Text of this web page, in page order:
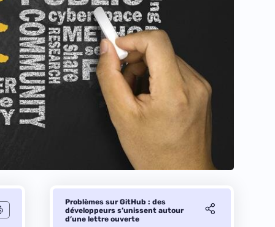
Problèmes sur GitHub : des
développeurs s’unissent autour
d’une lettre ouverte